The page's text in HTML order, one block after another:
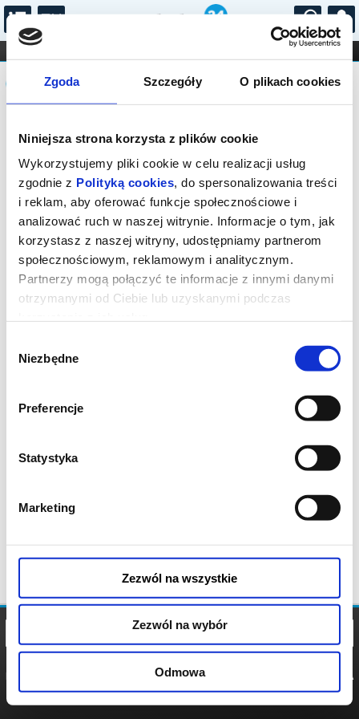
Zgoda Szczegóły O plikach cookies
Niniejsza strona korzysta z plików cookie
Wykorzystujemy pliki cookie w celu realizacji usług
zgodnie z Polityką cookies, do spersonalizowania treści
i reklam, aby oferować funkcje społecznościowe i
analizować ruch w naszej witrynie. Informacje o tym, jak
korzystasz z naszej witryny, udostępniamy partnerom
społecznościowym, reklamowym i analitycznym.
Partnerzy mogą połączyć te informacje z innymi danymi
otrzymanymi od Ciebie lub uzyskanymi podczas
zgody
Niezbędne
Preferencje
Statystyka
Marketing
Zezwól na wszystkie
Zezwól na wybór
Odmowa
...
FILHARMONIA OPERA I BALET
STAND-UP
DLA DZIECI
Komunikat
Sprzedaż biletów on-line na wydarzenie
została zakończona.
POLITYKA
POLITYKA